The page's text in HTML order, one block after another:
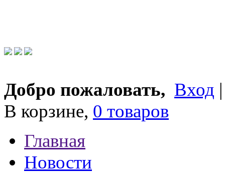
Добро пожаловать, Вход
В корзине, 0 товаров
Главная
Новости